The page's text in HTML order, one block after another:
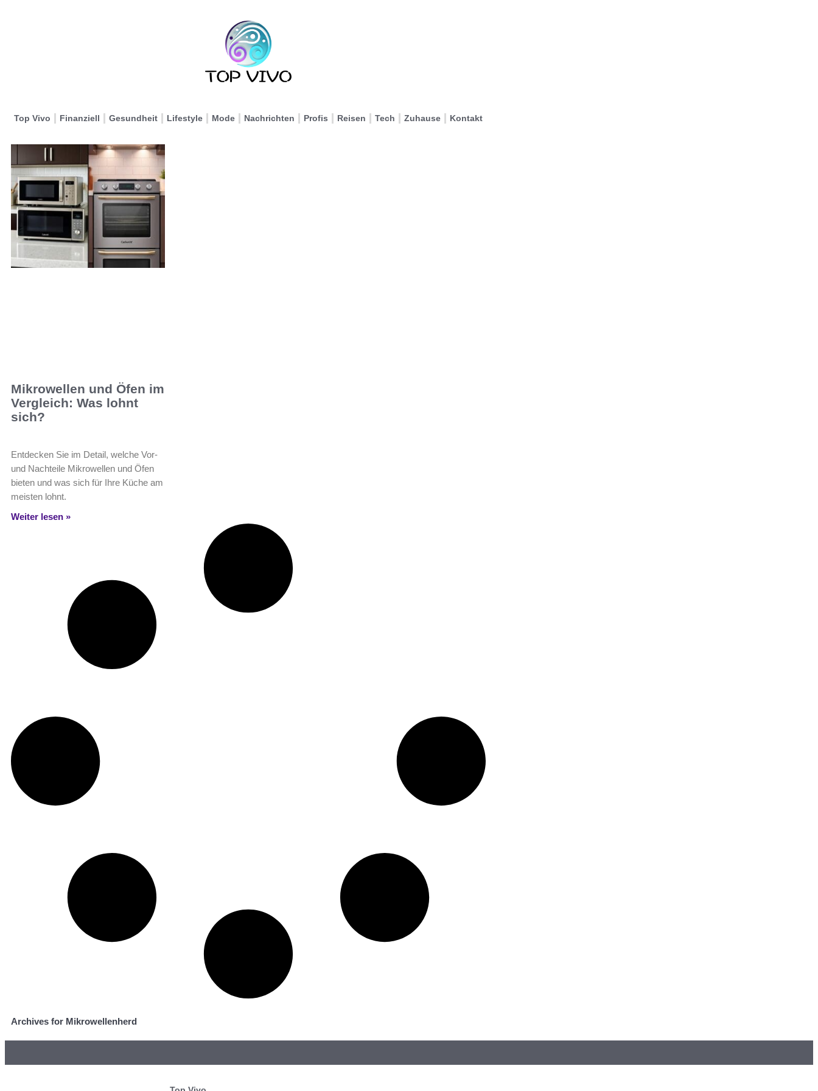
Top Vivo Finanziell Gesundheit Lifestyle Mode Nachrichten Profis Reisen Tech Zuhause Kontakt
Mikrowellen und Öfen im
Vergleich: Was lohnt
sich?
Entdecken Sie im Detail, welche Vor-
und Nachteile Mikrowellen und Öfen
bieten und was sich für Ihre Küche am
meisten lohnt.
Weiter lesen »
Archives for Mikrowellenherd